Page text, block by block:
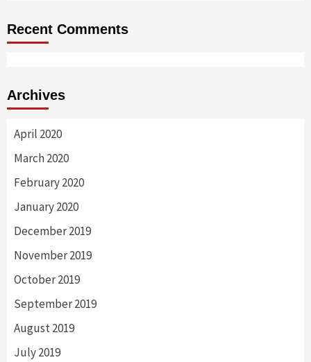
Recent Comments
Archives
April 2020
March 2020
February 2020
January 2020
December 2019
November 2019
October 2019
September 2019
August 2019
July 2019